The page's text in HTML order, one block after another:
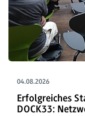
04.08.2026
Erfolgreiches
DOCK33: